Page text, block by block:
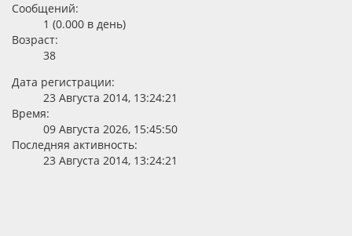
Сообщений:
1 (0.000 в день)
Возраст:
38
Дата регистрации:
23 Августа 2014, 13:24:21
Время:
09 Августа 2026, 15:45:50
Последняя активность:
23 Августа 2014, 13:24:21